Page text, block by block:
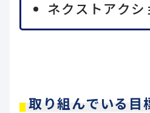
ネクストアクシ
取り組んでいる目